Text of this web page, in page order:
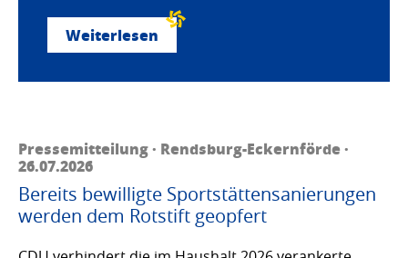
Weiterlesen
Pressemitteilung · Rendsburg-Eckernförde ·
26.07.2026
Bereits bewilligte Sportstättensanierungen
werden dem Rotstift geopfert